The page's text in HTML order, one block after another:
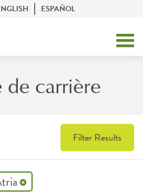
ESPAÑOL
de carrière
Filter Results